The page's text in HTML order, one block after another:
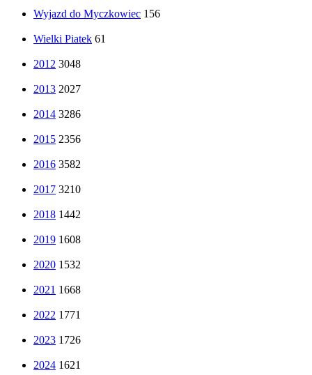
Wyjazd do Myczkowiec 156
Wielki Piatek 61
2012 3048
2013 2027
2014 3286
2015 2356
2016 3582
2017 3210
2018 1442
2019 1608
2020 1532
2021 1668
2022 1771
2023 1726
2024 1621